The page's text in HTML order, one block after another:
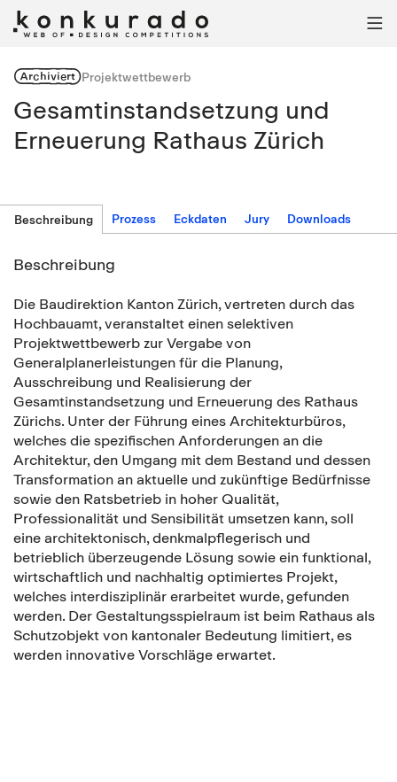

ArchiviertProjektwettbewerb
Gesamtinstandsetzung und
Erneuerung Rathaus Zürich
Beschreibung Prozess Eckdaten Jury Downloads
Beschreibung
Die Baudirektion Kanton Zürich, vertreten durch das
Hochbauamt, veranstaltet einen selektiven
Projektwettbewerb zur Vergabe von
Generalplanerleistungen für die Planung,
Ausschreibung und Realisierung der
Gesamtinstandsetzung und Erneuerung des Rathaus
Zürichs. Unter der Führung eines Architekturbüros,
welches die spezifischen Anforderungen an die
Architektur, den Umgang mit dem Bestand und dessen
Transformation an aktuelle und zukünftige Bedürfnisse
sowie den Ratsbetrieb in hoher Qualität,
Professionalität und Sensibilität umsetzen kann, soll
eine architektonisch, denkmalpflegerisch und
betrieblich überzeugende Lösung sowie ein funktional,
wirtschaftlich und nachhaltig optimiertes Projekt,
welches interdisziplinär erarbeitet wurde, gefunden
werden. Der Gestaltungsspielraum ist beim Rathaus als
Schutzobjekt von kantonaler Bedeutung limitiert, es
werden innovative Vorschläge erwartet.